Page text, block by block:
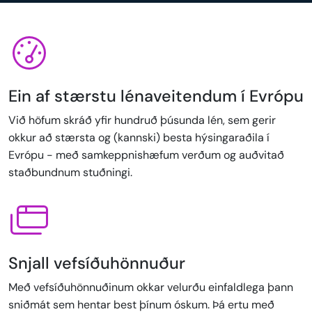
Ein af stærstu lénaveitendum í Evrópu
Við höfum skráð yfir hundruð þúsunda lén, sem gerir
okkur að stærsta og (kannski) besta hýsingaraðila í
Evrópu - með samkeppnishæfum verðum og auðvitað
staðbundnum stuðningi.
Snjall vefsíðuhönnuður
Með vefsíðuhönnuðinum okkar velurðu einfaldlega þann
sniðmát sem hentar best þínum óskum. Þá ertu með